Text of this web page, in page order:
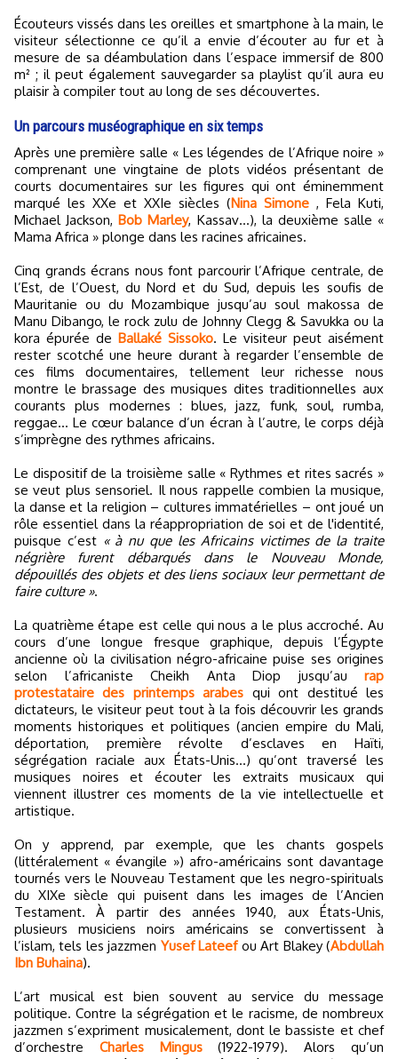
Écouteurs vissés dans les oreilles et smartphone à la main, le
visiteur sélectionne ce qu’il a envie d’écouter au fur et à
mesure de sa déambulation dans l’espace immersif de 800
m² ; il peut également sauvegarder sa playlist qu’il aura eu
plaisir à compiler tout au long de ses découvertes.
Un parcours muséographique en six temps
Après une première salle « Les légendes de l’Afrique noire »
comprenant une vingtaine de plots vidéos présentant de
courts documentaires sur les figures qui ont éminemment
marqué les XXe et XXIe siècles (Nina Simone , Fela Kuti,
Michael Jackson, Bob Marley, Kassav…), la deuxième salle «
Mama Africa » plonge dans les racines africaines.
Cinq grands écrans nous font parcourir l’Afrique centrale, de
l’Est, de l’Ouest, du Nord et du Sud, depuis les soufis de
Mauritanie ou du Mozambique jusqu’au soul makossa de
Manu Dibango, le rock zulu de Johnny Clegg & Savukka ou la
kora épurée de Ballaké Sissoko. Le visiteur peut aisément
rester scotché une heure durant à regarder l’ensemble de
ces films documentaires, tellement leur richesse nous
montre le brassage des musiques dites traditionnelles aux
courants plus modernes : blues, jazz, funk, soul, rumba,
reggae... Le cœur balance d’un écran à l’autre, le corps déjà
s’imprègne des rythmes africains.
Le dispositif de la troisième salle « Rythmes et rites sacrés »
se veut plus sensoriel. Il nous rappelle combien la musique,
la danse et la religion – cultures immatérielles – ont joué un
rôle essentiel dans la réappropriation de soi et de l'identité,
puisque c’est « à nu que les Africains victimes de la traite
négrière furent débarqués dans le Nouveau Monde,
dépouillés des objets et des liens sociaux leur permettant de
faire culture ».
La quatrième étape est celle qui nous a le plus accroché. Au
cours d’une longue fresque graphique, depuis l’Égypte
ancienne où la civilisation négro-africaine puise ses origines
selon l’africaniste Cheikh Anta Diop jusqu’au rap
protestataire des printemps arabes qui ont destitué les
dictateurs, le visiteur peut tout à la fois découvrir les grands
moments historiques et politiques (ancien empire du Mali,
déportation, première révolte d’esclaves en Haïti,
ségrégation raciale aux États-Unis…) qu’ont traversé les
musiques noires et écouter les extraits musicaux qui
viennent illustrer ces moments de la vie intellectuelle et
artistique.
On y apprend, par exemple, que les chants gospels
(littéralement « évangile ») afro-américains sont davantage
tournés vers le Nouveau Testament que les negro-spirituals
du XIXe siècle qui puisent dans les images de l’Ancien
Testament. À partir des années 1940, aux États-Unis,
plusieurs musiciens noirs américains se convertissent à
l’islam, tels les jazzmen Yusef Lateef ou Art Blakey (Abdullah
Ibn Buhaina).
L’art musical est bien souvent au service du message
politique. Contre la ségrégation et le racisme, de nombreux
jazzmen s’expriment musicalement, dont le bassiste et chef
d’orchestre Charles Mingus(1922-1979). Alors qu’un